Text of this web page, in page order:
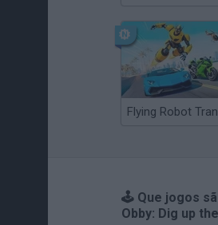
🕹️ Que jogos
Obby: Dig up